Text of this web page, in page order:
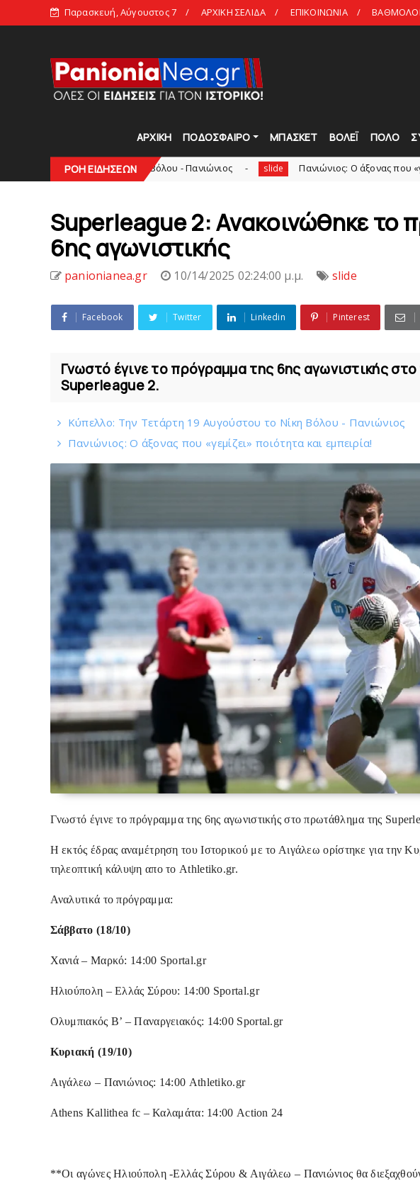
Παρασκευή, Αύγουστος 7 ΑΡΧΙΚΗ ΣΕΛΙΔΑ ΕΠΙΚΟΙΝΩΝΙΑ
ΑΡΧΙΚΗ ΠΟΔΟΣΦΑΙΡΟ ΜΠΑΣΚΕΤ ΒΟΛΕΪ ΠΟΛΟ
ΡΟΗ ΕΙΔΗΣΕΩΝ
το Νίκη Βόλου - Πανιώνιος slide Πανιώνιος: O άξονας που «γεμίζει»
Superleague 2: Ανακοινώθηκε το
6ης αγωνιστικής
panionianea.gr 10/14/2025 02:24:00 μ.μ. slide
Facebook Twitter Linkedin Pinterest
Γνωστό έγινε το πρόγραμμα της 6ης αγωνιστικής
Superleague 2.
Κύπελλο: Την Τετάρτη 19 Αυγούστου το Νίκη Βόλου - Πανιώνιος
Πανιώνιος: O άξονας που «γεμίζει» ποιότητα και εμπειρία!
Γνωστό έγινε το πρόγραμμα της 6ης αγωνιστικής στο πρωτάθλημα της
Η εκτός έδρας αναμέτρηση του Ιστορικού με το Αιγάλεω ορίστηκε για την
τηλεοπτική κάλυψη απο το Athletiko.gr.
Αναλυτικά το πρόγραμμα:
Σάββατο (18/10)
Χανιά – Μαρκό: 14:00 Sportal.gr
Ηλιούπολη – Ελλάς Σύρου: 14:00 Sportal.gr
Ολυμπιακός Β’ – Παναργειακός: 14:00 Sportal.gr
Κυριακή (19/10)
Αιγάλεω – Πανιώνιος: 14:00 Athletiko.gr
Αthens Kallithea fc – Καλαμάτα: 14:00 Action 24
**Οι αγώνες Ηλιούπολη -Ελλάς Σύρου & Αιγάλεω – Πανιώνιος θα